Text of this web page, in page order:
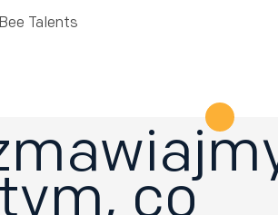
Bee Talents
co